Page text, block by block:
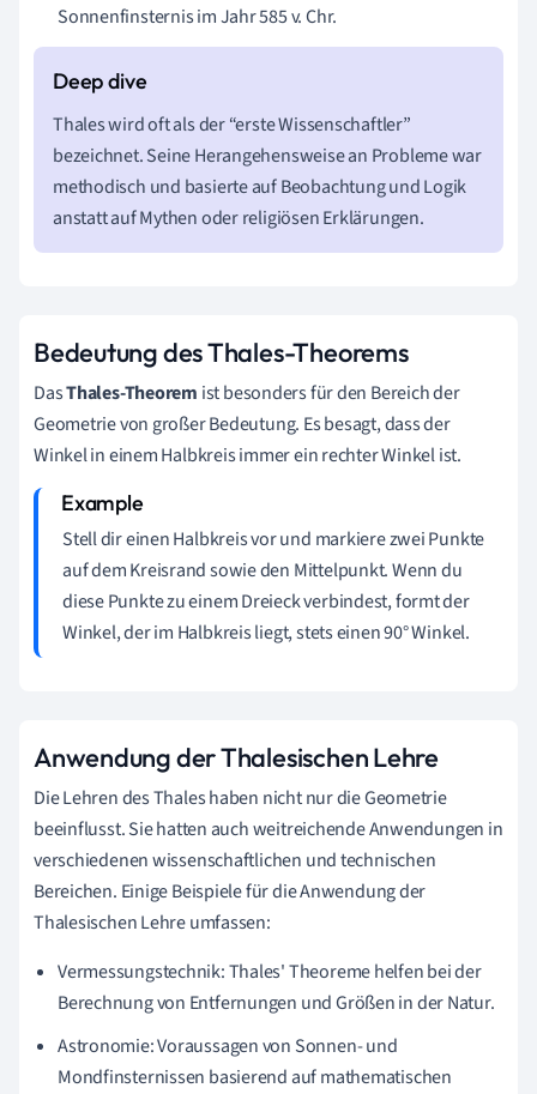
Sonnenfinsternis im Jahr 585 v. Chr.
Thales wird oft als der “erste Wissenschaftler”
bezeichnet. Seine Herangehensweise an Probleme war
methodisch und basierte auf Beobachtung und Logik
anstatt auf Mythen oder religiösen Erklärungen.
Bedeutung des Thales-Theorems
DasThales-Theorem ist besonders für den Bereich der
Geometrie von großer Bedeutung. Es besagt, dass der
Winkel in einem Halbkreis immer ein rechter Winkel ist.
Stell dir einen Halbkreis vor und markiere zwei Punkte
auf dem Kreisrand sowie den Mittelpunkt. Wenn du
diese Punkte zu einem Dreieck verbindest, formt der
Winkel, der im Halbkreis liegt, stets einen 90° Winkel.
Anwendung der Thalesischen Lehre
Die Lehren des Thales haben nicht nur die Geometrie
beeinflusst. Sie hatten auch weitreichende Anwendungen in
verschiedenen wissenschaftlichen und technischen
Bereichen. Einige Beispiele für die Anwendung der
Thalesischen Lehre umfassen:
Vermessungstechnik: Thales' Theoreme helfen bei der
Berechnung von Entfernungen und Größen in der Natur.
Astronomie: Voraussagen von Sonnen- und
Mondfinsternissen basierend auf mathematischen